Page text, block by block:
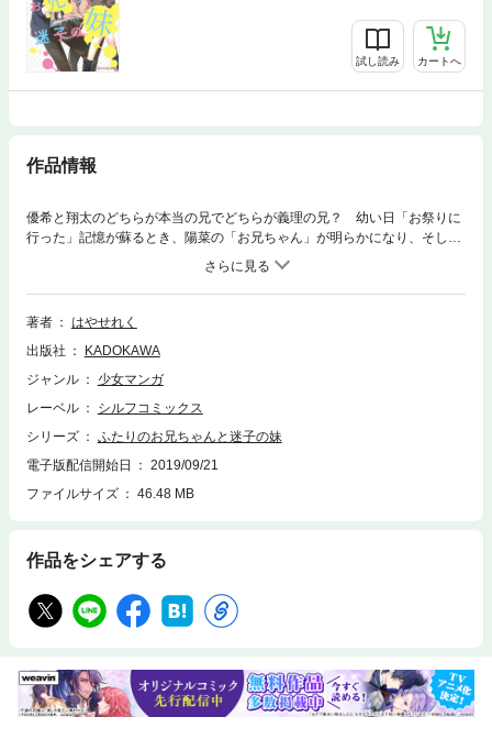
試し読み カートへ
作品情報
優希と翔太のどちらが本当の兄でどちらが義理の兄？ 幼い日「お祭りに
行った」記憶が蘇るとき、陽菜の「お兄ちゃん」が明らかになり、そし
著者
はやせれく
出版社
KADOKAWA
ジャンル
少女マンガ
レーベル
シルフコミックス
シリーズ
ふたりのお兄ちゃんと迷子の妹
電子版配信開始日
2019/09/21
ファイルサイズ
46.48 MB
作品をシェアする